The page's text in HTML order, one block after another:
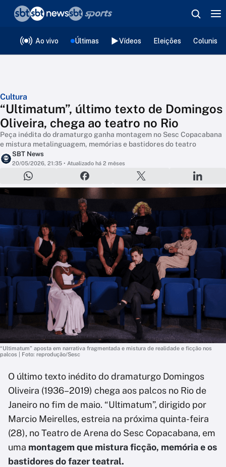
Ao vivo Últimas Vídeos Eleições
Cultura
“Ultimatum”, último texto de Domingos
Oliveira, chega ao teatro no Rio
Peça inédita do dramaturgo ganha montagem no Sesc Copacabana
e mistura metalinguagem, memórias e bastidores do teatro
SBT News
20/05/2026, 21:35 • Atualizado há 2 mêses
“Ultimatum” aposta em narrativa fragmentada e mistura de realidade e ficção nos
palcos | Foto: reprodução/Sesc
O último texto inédito do dramaturgo Domingos
Oliveira (1936–2019) chega aos palcos no Rio de
Janeiro no fim de maio. “Ultimatum”, dirigido por
Marcio Meirelles, estreia na próxima quinta-feira
(28), no Teatro de Arena do Sesc Copacabana, em
uma montagem que mistura ficção, memória e os
bastidores do fazer teatral.
❮voltar
Editorias